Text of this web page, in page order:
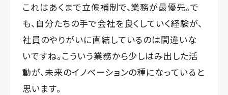
これはあくまで立候補制で、業務が最優先。で
も、自分たちの手で会社を良くしていく経験が、
社員のやりがいに直結しているのは間違いな
いですね。こういう業務から少しはみ出した活
動が、未来のイノベーションの種になっていると
思います。